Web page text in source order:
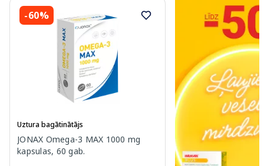
-60%
Uztura bagātinātājs
JONAX Omega-3 MAX 1000 mg
kapsulas, 60 gab.